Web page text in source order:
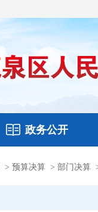
图片新闻
政务公开
财政预决算
> 预算决算 > 部门决算